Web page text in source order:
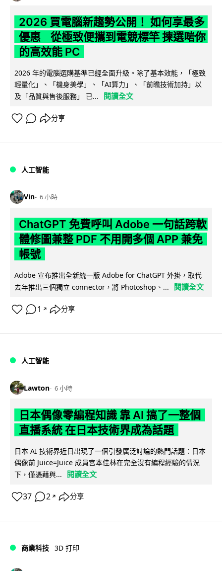
2026 買電腦新趨勢公開！ 如何享最多
優惠 從極致便攜到電競標竿 揀選啱你
的高效能 PC
2026 年的電腦選購基準已經全面升級。除了基本效能，「極致
輕量化」、「機身美學」、「AI算力」、「前瞻技術加持」以
及「品質與售後服務」 已...
閱讀全文
分享
人工智能
Vin 6 小時
ChatGPT 免費呼叫 Adobe 一句話跨軟
體修圖兼整 PDF 不用開多個 APP 兼免
帳號
Adobe 宣布推出全新統一版 Adobe for ChatGPT 外掛，取代
去年推出三個獨立 connector，將 Photoshop、...
閱讀全文
1 ↗ 分享
人工智能
Lawton 6 小時
日本偶像零編程知識 靠 AI 搞了一整個
直播系統 在日本技術界成為話題
日本 AI 技術界近日出現了一個引發廣泛討論的熱門話題：日本
偶像前 Juice=Juice 成員宮本佳林在完全沒有編程經驗的情況
下，僅憑藉與...
閱讀全文
37 2 ↗ 分享
商業科技 3D 打印